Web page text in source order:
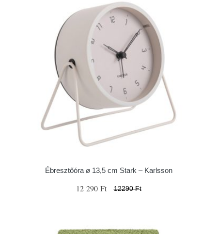
Ébresztőóra ø 13,5 cm Stark – Karlsson
12 290 Ft 12290 Ft